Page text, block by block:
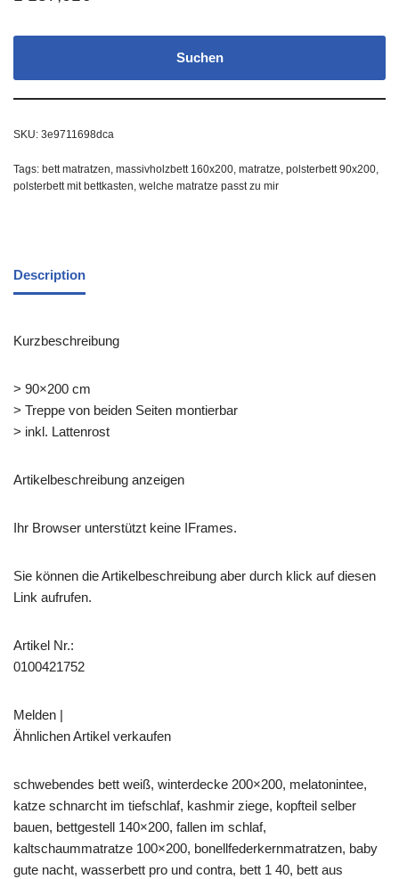
Suchen
SKU: 3e9711698dca
Tags: bett matratzen, massivholzbett 160x200, matratze, polsterbett 90x200,
polsterbett mit bettkasten, welche matratze passt zu mir
Description
Kurzbeschreibung
> 90×200 cm
> Treppe von beiden Seiten montierbar
> inkl. Lattenrost
Artikelbeschreibung anzeigen
Ihr Browser unterstützt keine IFrames.
Sie können die Artikelbeschreibung aber durch klick auf diesen
Link aufrufen.
Artikel Nr.:
0100421752
Melden |
Ähnlichen Artikel verkaufen
schwebendes bett weiß, winterdecke 200×200, melatonintee,
katze schnarcht im tiefschlaf, kashmir ziege, kopfteil selber
bauen, bettgestell 140×200, fallen im schlaf,
kaltschaummatratze 100×200, bonellfederkernmatratzen, baby
gute nacht, wasserbett pro und contra, bett 1 40, bett aus